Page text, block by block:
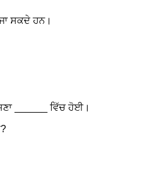
ਸਕਦੇ ਹਨ।
______ ਵਿੱਚ ਹੋਈ।